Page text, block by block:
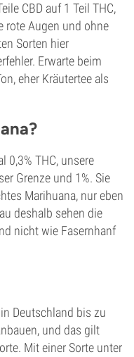
CBD auf 1 Teil THC,
rote Augen und ohne
Sorten hier
Erwarte beim
eher Kräutertee als
0,3% THC, unsere
Grenze und 1%. Sie
Marihuana, nur eben
deshalb sehen die
nicht wie Fasernhanf
Deutschland bis zu
und das gilt
Mit einer Sorte unter